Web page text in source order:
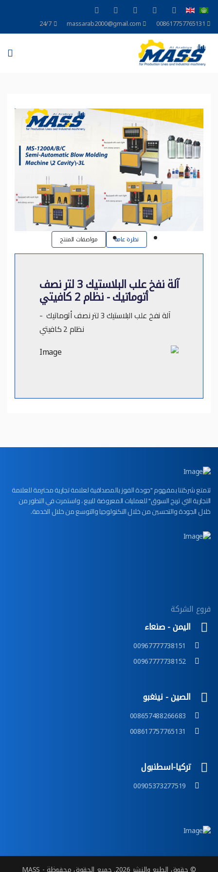
008617757765131
massarab2000@gmail.com
24/7
نظرة عامة مواصفات المنتج
آلة نفخ علب البلاستيك 3 لتر نصف
أتوماتيك - نظام 2 كافيتي
آلة نفخ علب البلاستيك 3 لتر نصف أتوماتيك -
نظام 2 كافيتي
تتمتع شركتنا بمفهوم "جودة الفوز بالمصداقية لعلامة تجارية محترمة للعلامة
التجارية التي تربح السوق" للعمليات المعروضة للبيع ، واستمرت في التطور من
خلال الجودة والتحسين من خلال التكنولوجيا والتوسع من خلال الخدمة.
فروع الشركة
اليمن - صنعاء
00967777738151
00967777738152
الصين - نينغبو
008657488266683
008617757765131
تركيا-اسطنبول
00905373277519